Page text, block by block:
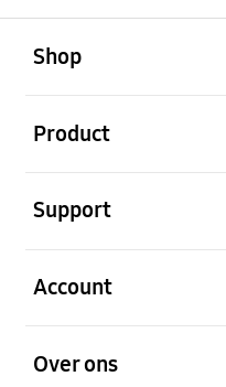
Shop
Product
Support
Account
Over ons